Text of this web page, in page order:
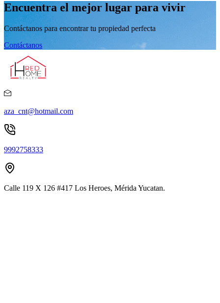
Encuentra el mejor lugar para vivir
Contáctanos para encontrar tu propiedad perfecta
Contáctanos
aza_cnt@hotmail.com
9992758333
Calle 119 X 126 #417 Los Heroes, Mérida Yucatan.